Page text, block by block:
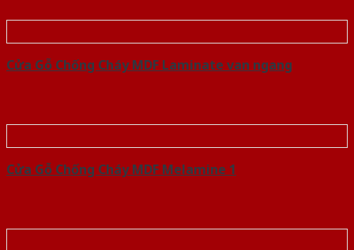
Cửa Gỗ Chống Cháy MDF Laminate van ngang
Cửa Gỗ Chống Cháy MDF Melamine 1